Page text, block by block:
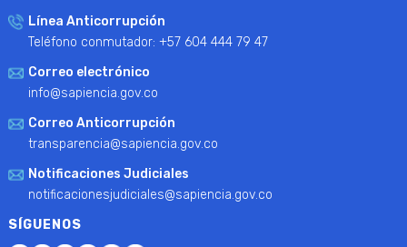
Línea Anticorrupción
Teléfono conmutador: +57 604 444 79 47
Correo electrónico
info@sapiencia.gov.co
Correo Anticorrupción
transparencia@sapiencia.gov.co
Notificaciones Judiciales
notificacionesjudiciales@sapiencia.gov.co
SÍGUENOS